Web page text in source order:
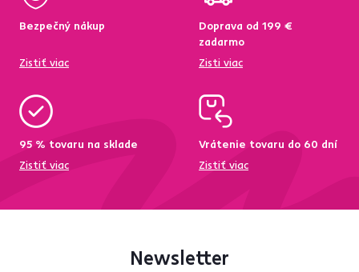
Bezpečný nákup
Zistiť viac
Doprava od 199 €
zadarmo
Zisti viac
95 % tovaru na sklade
Zistiť viac
Vrátenie tovaru do 60 dní
Zistiť viac
Newsletter